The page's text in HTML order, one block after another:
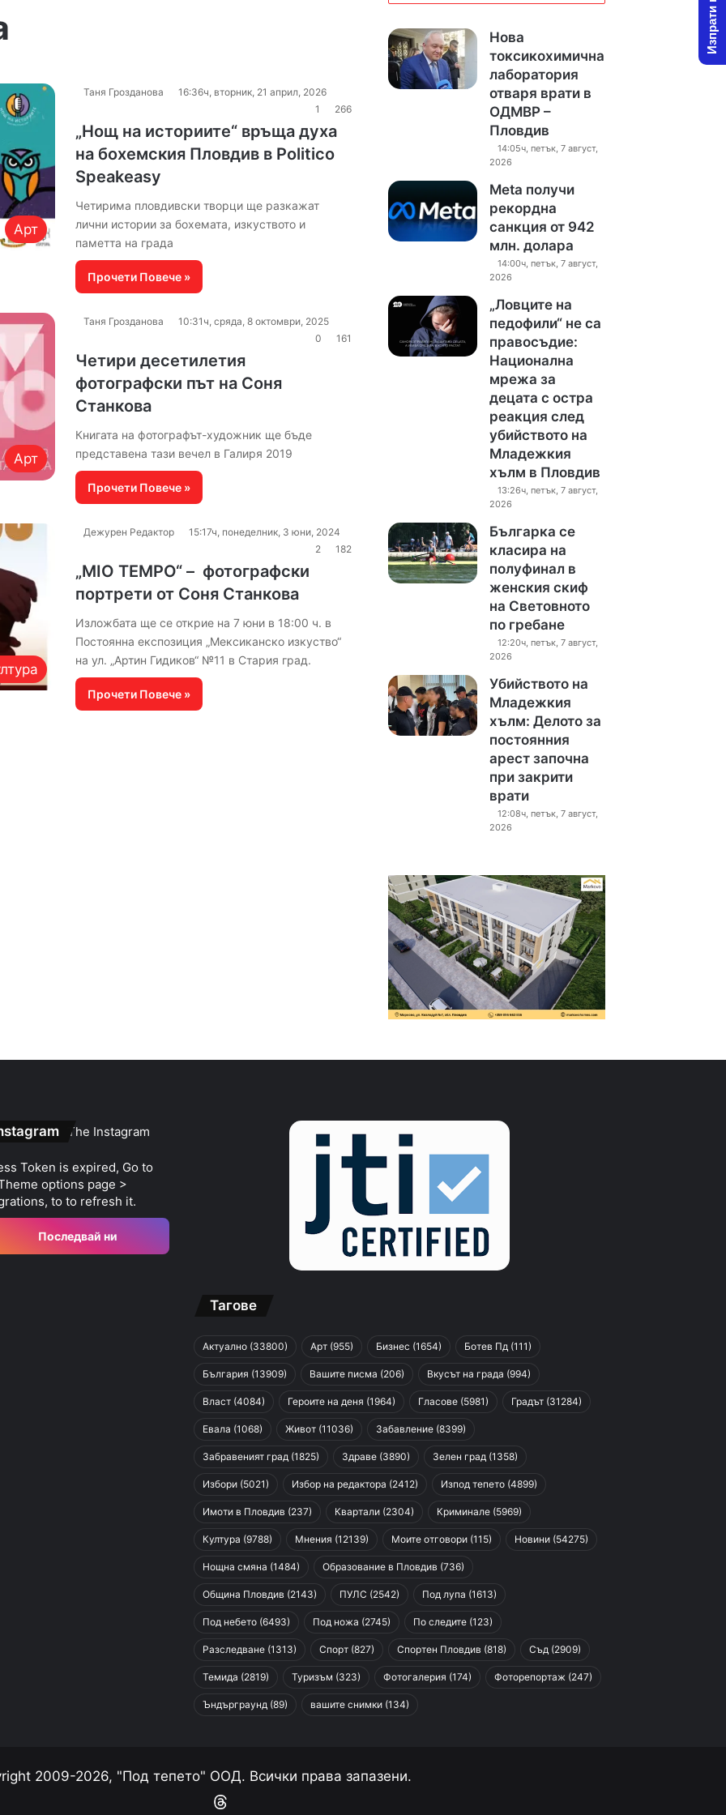
Арт
Таня Грозданова
16:36ч, вторник, 21 април, 2026
1
266
„Нощ на историите“ връща духа
на бохемския Пловдив в Politico
Speakeasy
Четирима пловдивски творци ще разкажат
лични истории за бохемата, изкуството и
паметта на града
Прочети Повече »
Арт
Таня Грозданова
10:31ч, сряда, 8 октомври, 2025
0
161
Четири десетилетия
фотографски път на Соня
Станкова
Книгата на фотографът-художник ще бъде
представена тази вечел в Галиря 2019
Прочети Повече »
Дежурен Редактор
15:17ч, понеделник, 3 юни, 2024
2
182
„MIO TEMPO“ – фотографски
портрети от Соня Станкова
Изложбата ще се открие на 7 юни в 18:00 ч. в
Постоянна експозиция „Мексиканско изкуство“
на ул. „Артин Гидиков“ №11 в Стария град.
Прочети Повече »
Нова
токсикохимична
лаборатория
отваря врати в
ОДМВР –
Пловдив
14:05ч, петък, 7 август,
2026
Meta получи
рекордна
санкция от 942
млн. долара
14:00ч, петък, 7 август,
2026
„Ловците на
педофили“ не са
правосъдие:
Национална
мрежа за
децата с остра
реакция след
убийството на
Младежкия
хълм в Пловдив
13:26ч, петък, 7 август,
2026
Българка се
класира на
полуфинал в
женския скиф
на Световното
по гребане
12:20ч, петък, 7 август,
2026
Убийството на
Младежкия
хълм: Делото за
постоянния
арест започна
при закрити
врати
12:08ч, петък, 7 август,
2026
The Instagram
Token is expired, Go to
options page >
to to refresh it.
Последвай ни
Тагове
Актуално (33800) Арт (955) Бизнес (1654) Ботев Пд (111)
България (13909) Вашите писма (206) Вкусът на града (994)
Власт (4084) Героите на деня (1964) Гласове (5981) Градът (31284)
Евала (1068) Живот (11036) Забавление (8399)
Забравеният град (1825) Здраве (3890) Зелен град (1358)
Избори (5021) Избор на редактора (2412) Изпод тепето (4899)
Имоти в Пловдив (237) Квартали (2304) Криминале (5969)
Култура (9788) Мнения (12139) Моите отговори (115) Новини (54275)
Нощна смяна (1484) Образование в Пловдив (736)
Община Пловдив (2143) ПУЛС (2542) Под лупа (1613)
Под небето (6493) Под ножа (2745) По следите (123)
Разследване (1313) Спорт (827) Спортен Пловдив (818) Съд (2909)
Темида (2819) Туризъм (323) Фотогалерия (174) Фоторепортаж (247)
Ъндърграунд (89) вашите снимки (134)
2009-2026, "Под тепето" ООД. Всички права запазени.
YouTube
Instagram
RSS